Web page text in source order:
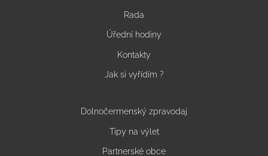
Rada
Úřední hodiny
Kontakty
Jak si vyřídím ?
Dolnočermenský zpravodaj
Tipy na výlet
Partnerské obce